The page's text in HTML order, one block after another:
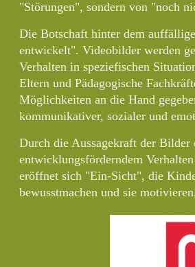
"Störungen", sondern von "noch
Die Botschaft hinter dem
entwickelt". Videobilder werden
Verhalten in speziefischen
Eltern und Pädagogische
Möglichkeiten an die Hand
kommunikativer, sozialer und
Durch die Aussagekraft der
entwicklungsförderndem
eröffnet sich "Ein-Sicht", die
bewusstmachen und sie